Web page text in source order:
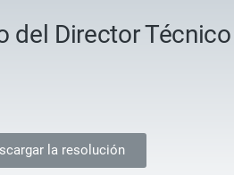
del Director
la resolución